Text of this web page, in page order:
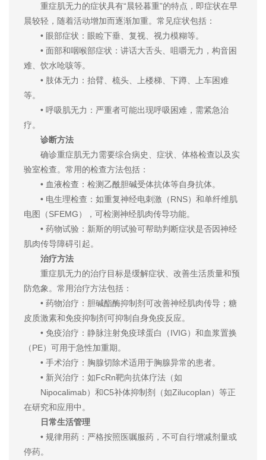
重症肌无力的症状具有“晨轻暮重”的特点，即症状在早
晨较轻，随着活动增加而逐渐加重。常见症状包括：
• 眼部症状：眼睑下垂、复视、视力模糊等。
• 面部和咽喉部症状：讲话大舌头、咀嚼无力，构音困
难、饮水呛咳等。
• 肢体无力：抬臂、梳头、上楼梯、下蹲、上车困难
等。
• 呼吸肌无力：严重者可能出现呼吸困难，需紧急治
疗。
诊断方法
确诊重症肌无力需要综合病史、症状、体格检查以及实
验室检查。常用的检查方法包括：
• 血液检查：检测乙酰胆碱受体抗体等自身抗体。
• 电生理检查：如重复神经电刺激（RNS）和单纤维肌
电图（SFEMG），可检测神经肌肉传导功能。
• 药物试验：新斯的明试验可帮助判断症状是否因神经
肌肉传导障碍引起。
治疗方法
重症肌无力的治疗目标是缓解症状、改善生活质量和预
防危象。常用治疗方法包括：
• 药物治疗：胆碱酯酶抑制剂可改善神经肌肉传导；糖
皮质激素和免疫抑制剂可抑制自身免疫反应。
• 免疫治疗：静脉注射免疫球蛋白（IVIG）和血浆置换
（PE）可用于急性加重期。
• 手术治疗：胸腺切除术适用于胸腺异常的患者。
• 新兴治疗：如FcRn靶向抗体疗法（如
Nipocalimab）和C5补体抑制剂（如Zilucoplan）等正
在研究和应用中。
日常生活管理
• 规律用药：严格按照医嘱服药，不可自行增减剂量或
停药。